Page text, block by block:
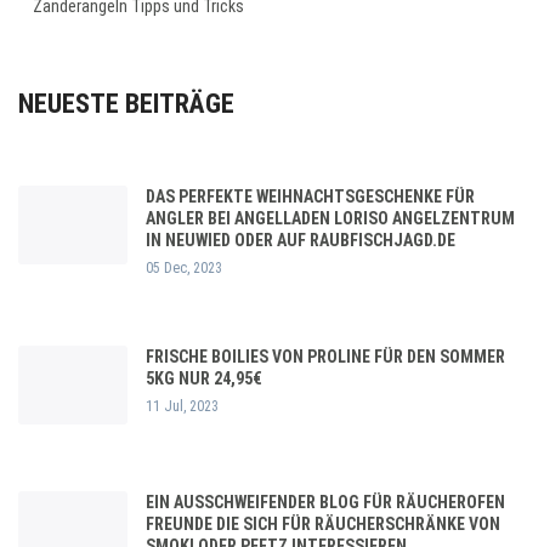
Zanderangeln Tipps und Tricks
NEUESTE BEITRÄGE
DAS PERFEKTE WEIHNACHTSGESCHENKE FÜR
ANGLER BEI ANGELLADEN LORISO ANGELZENTRUM
IN NEUWIED ODER AUF RAUBFISCHJAGD.DE
05 Dec, 2023
FRISCHE BOILIES VON PROLINE FÜR DEN SOMMER
5KG NUR 24,95€
11 Jul, 2023
EIN AUSSCHWEIFENDER BLOG FÜR RÄUCHEROFEN
FREUNDE DIE SICH FÜR RÄUCHERSCHRÄNKE VON